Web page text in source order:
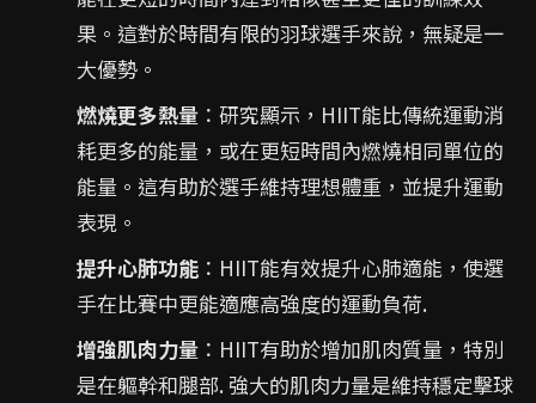
果。這對於時間有限的羽球選手來說，無疑是一
大優勢。
燃燒更多熱量 ：研究顯示，HIIT能比傳統運動消
耗更多的能量，或在更短時間內燃燒相同單位的
能量。這有助於選手維持理想體重，並提升運動
表現。
提升心肺功能 ：HIIT能有效提升心肺適能，使選
手在比賽中更能適應高強度的運動負荷.
增強肌肉力量 ：HIIT有助於增加肌肉質量，特別
是在軀幹和腿部. 強大的肌肉力量是維持穩定擊球